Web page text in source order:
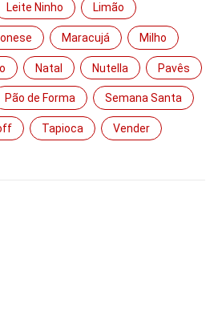
Leite Ninho Limão
Maracujá Milho
Natal Nutella Pavês
Pão de Forma Semana Santa
Tapioca Vender